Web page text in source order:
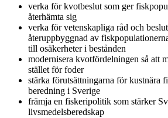
verka för kvotbeslut som ger
återhämta sig
verka för vetenskapliga råd och
återuppbyggnad av
till osäkerheter i bestånden
modernisera kvotfördelningen så att
stället för foder
stärka förutsättningarna för kustnära
beredning i Sverige
främja en fiskeripolitik som stärker
livsmedelsberedskap